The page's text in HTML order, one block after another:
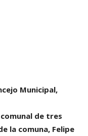
Municipal,
de tres
la comuna, Felipe